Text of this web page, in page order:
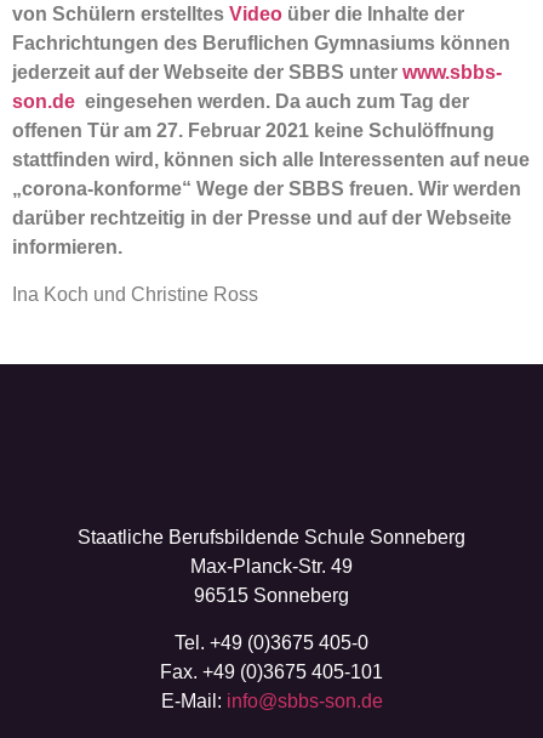
von Schülern erstelltes Video über die Inhalte der
Fachrichtungen des Beruflichen Gymnasiums können
jederzeit auf der Webseite der SBBS unter www.sbbs-
son.de eingesehen werden. Da auch zum Tag der
offenen Tür am 27. Februar 2021 keine Schulöffnung
stattfinden wird, können sich alle Interessenten auf neue
„corona-konforme“ Wege der SBBS freuen. Wir werden
darüber rechtzeitig in der Presse und auf der Webseite
informieren.
Ina Koch und Christine Ross
Staatliche Berufsbildende Schule Sonneberg
Max-Planck-Str. 49
96515 Sonneberg
Tel. +49 (0)3675 405-0
Fax. +49 (0)3675 405-101
E-Mail: info@sbbs-son.de